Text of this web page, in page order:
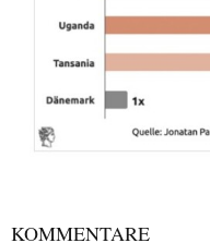
KOMMENTARE